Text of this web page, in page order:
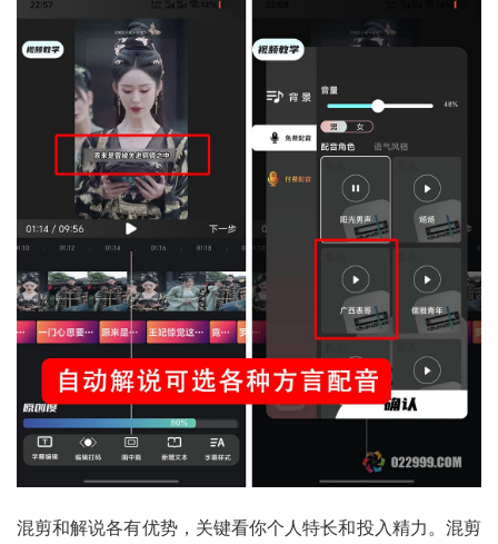
混剪和解说各有优势，关键看你个人特长和投入精力。混剪